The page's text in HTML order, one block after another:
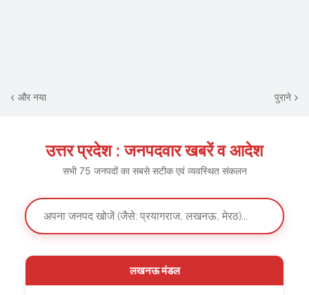
और नया पुराने
उत्तर प्रदेश : जनपदवार खबरें व आदेश
सभी 75 जनपदों का सबसे सटीक एवं व्यवस्थित संकलन
लखनऊ मंडल